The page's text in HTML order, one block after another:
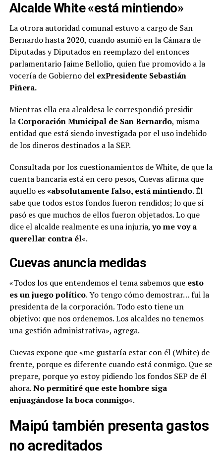
Alcalde White «está mintiendo»
La otrora autoridad comunal estuvo a cargo de San
Bernardo hasta 2020, cuando asumió en la Cámara de
Diputadas y Diputados en reemplazo del entonces
parlamentario Jaime Bellolio, quien fue promovido a la
vocería de Gobierno del exPresidente Sebastián
Piñera.
Mientras ella era alcaldesa le correspondió presidir
la Corporación Municipal de San Bernardo, misma
entidad que está siendo investigada por el uso indebido
de los dineros destinados a la SEP.
Consultada por los cuestionamientos de White, de que la
cuenta bancaria está en cero pesos, Cuevas afirma que
aquello es«absolutamente falso, está mintiendo.Él
sabe que todos estos fondos fueron rendidos; lo que sí
pasó es que muchos de ellos fueron objetados. Lo que
dice el alcalde realmente es una injuria,yo me voy a
querellar contra él«.
Cuevas anuncia medidas
«Todos los que entendemos el tema sabemos que esto
es un juego político. Yo tengo cómo demostrar… fui la
presidenta de la corporación. Todo esto tiene un
objetivo: que nos ordenemos. Los alcaldes no tenemos
una gestión administrativa», agrega.
Cuevas expone que «me gustaría estar con él (White) de
frente, porque es diferente cuando está conmigo. Que se
prepare, porque yo estoy pidiendo los fondos SEP de él
ahora.No permitiré que este hombre siga
enjuagándose la boca conmigo«.
Maipú también presenta gastos
no acreditados